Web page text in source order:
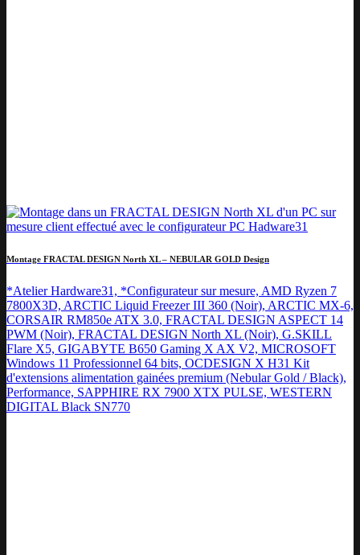
Montage FRACTAL DESIGN North XL – NEBULAR GOLD Design
*Atelier Hardware31, *Configurateur sur mesure, AMD Ryzen 7
7800X3D, ARCTIC Liquid Freezer III 360 (Noir), ARCTIC MX-6,
CORSAIR RM850e ATX 3.0, FRACTAL DESIGN ASPECT 14
PWM (Noir), FRACTAL DESIGN North XL (Noir), G.SKILL
Flare X5, GIGABYTE B650 Gaming X AX V2, MICROSOFT
Windows 11 Professionnel 64 bits, OCDESIGN X H31 Kit
d'extensions alimentation gainées premium (Nebular Gold / Black),
Performance, SAPPHIRE RX 7900 XTX PULSE, WESTERN
DIGITAL Black SN770